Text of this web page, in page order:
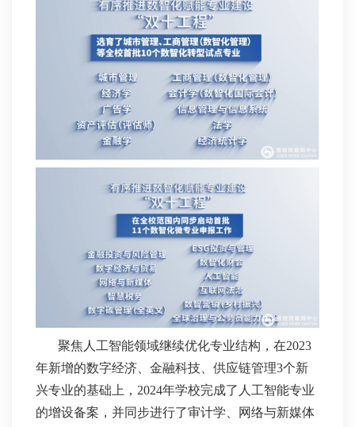
聚焦人工智能领域继续优化专业结构，在2023
年新增的数字经济、金融科技、供应链管理3个新
兴专业的基础上，2024年学校完成了人工智能专业
的增设备案，并同步进行了审计学、网络与新媒体